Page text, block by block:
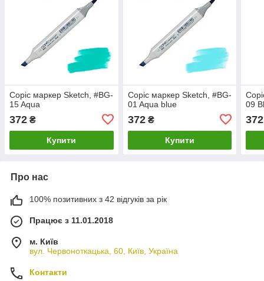
Copic маркер Sketch, #BG-
15 Aqua
372 ₴
Купити
Copic маркер Sketch, #BG-
01 Aqua blue
372₴
Купити
09
372
Про нас
100% позитивних з 42 відгуків за рік
Працює з 11.01.2018
м. Київ
вул. Червоноткацька, 60, Київ, Україна
Контакти